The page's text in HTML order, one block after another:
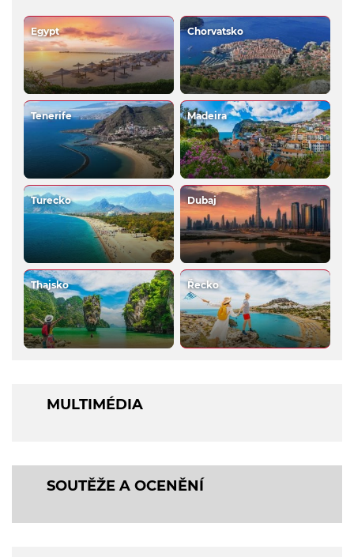
Egypt Chorvatsko
Tenerife Madeira
Turecko Dubaj
Thajsko Řecko
MULTIMÉDIA
SOUTĚŽE A OCENĚNÍ